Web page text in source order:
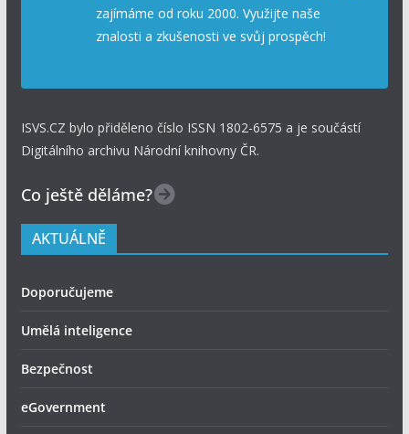
zajímáme od roku 2000. Využijte naše
znalosti a zkušenosti ve svůj prospěch!
ISVS.CZ bylo přiděleno číslo ISSN 1802-6575 a je součástí
Digitálního archivu Národní knihovny ČR.
Co ještě děláme?
AKTUÁLNĚ
Doporučujeme
Umělá inteligence
Bezpečnost
eGovernment